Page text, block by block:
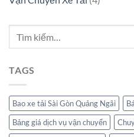
TAGS
Bao xe tải Sài Gòn Quảng Ngãi
Bảng giá dịch vụ vận chuyển